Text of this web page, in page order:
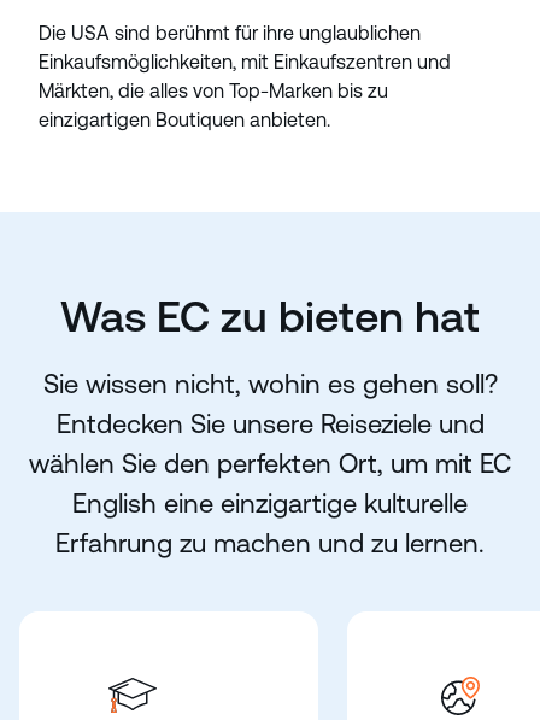
Die USA sind berühmt für ihre unglaublichen
Einkaufsmöglichkeiten, mit Einkaufszentren und
Märkten, die alles von Top-Marken bis zu
einzigartigen Boutiquen anbieten.
Was EC zu bieten hat
Sie wissen nicht, wohin es gehen soll?
Entdecken Sie unsere Reiseziele und
wählen Sie den perfekten Ort, um mit EC
English eine einzigartige kulturelle
Erfahrung zu machen und zu lernen.